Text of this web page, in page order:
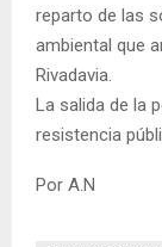
reparto de las
ambiental que
Rivadavia.
La salida de la
resistencia
Por A.N